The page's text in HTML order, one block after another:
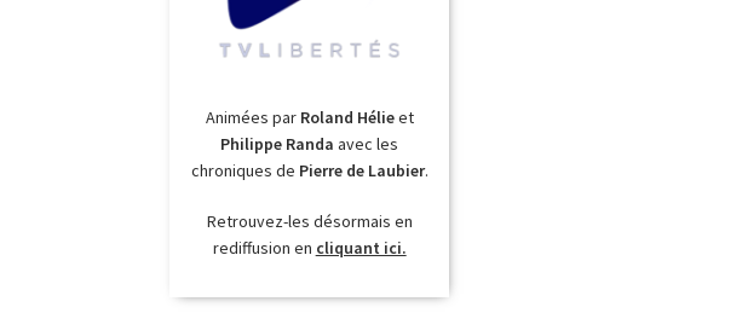
Animées par Roland Hélieet
Philippe Randa avec les
chroniques de Pierre de Laubier.
Retrouvez-les désormais en
rediffusion en cliquant ici.